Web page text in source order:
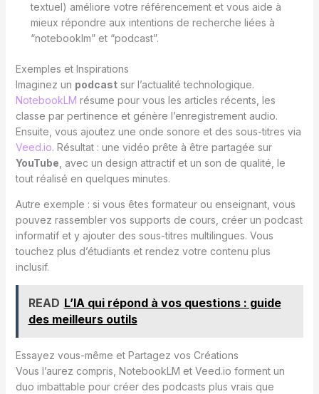
textuel) améliore votre référencement et vous aide à
mieux répondre aux intentions de recherche liées à
“notebooklm” et “podcast”.
Exemples et Inspirations
Imaginez un podcastsur l’actualité technologique.
NotebookLM résume pour vous les articles récents, les
classe par pertinence et génère l’enregistrement audio.
Ensuite, vous ajoutez une onde sonore et des sous-titres via
Veed.io. Résultat : une vidéo prête à être partagée sur
YouTube , avec un design attractif et un son de qualité, le
tout réalisé en quelques minutes.
Autre exemple : si vous êtes formateur ou enseignant, vous
pouvez rassembler vos supports de cours, créer un podcast
informatif et y ajouter des sous-titres multilingues. Vous
touchez plus d’étudiants et rendez votre contenu plus
inclusif.
READ L’IA qui répond à vos questions : guide
des meilleurs outils
Essayez vous-même et Partagez vos Créations
Vous l’aurez compris, NotebookLM et Veed.io forment un
duo imbattable pour créer des podcasts plus vrais que